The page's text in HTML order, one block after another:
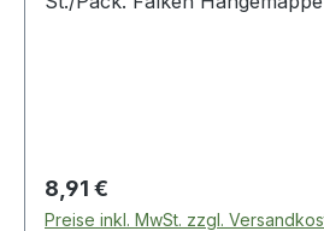
Regulärer Preis:
8,91 €
Preise inkl. MwSt. zzgl.